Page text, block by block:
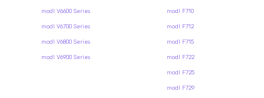
modl V6600 Series
modl V6700 Series
modl V6800 Series
modl V6900 Series
modl F710
modl F712
modl F715
modl F722
modl F725
modl F729